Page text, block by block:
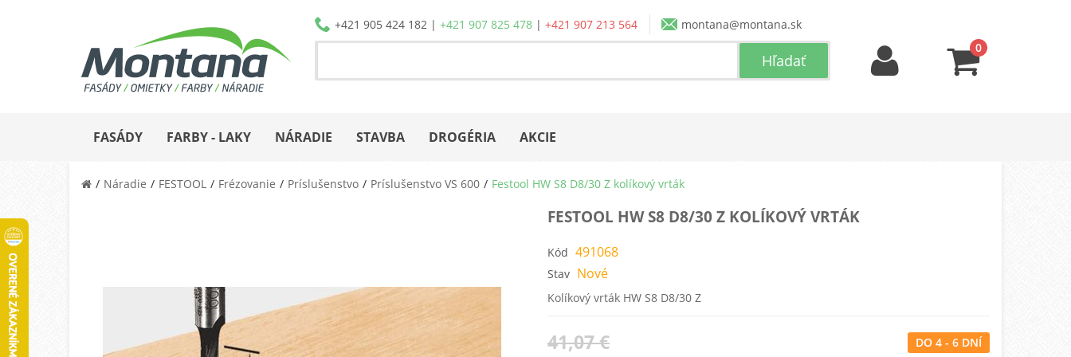
+421 905 424 182| +421 907 825 478| +421 907 213 564
montana@montana.sk
0
FASÁDY FARBY - LAKY NÁRADIE STAVBA DROGÉRIA AKCIE
Náradie FESTOOL Frézovanie Príslušenstvo Príslušenstvo VS 600 Festool HW S8 D8/30 Z kolíkový vrták
FESTOOL HW S8 D8/30 Z KOLÍKOVÝ VRTÁK
Kód 491068
Stav Nové
Kolíkový vrták HW S8 D8/30 Z
41,07 € DO 4 - 6 DNÍ